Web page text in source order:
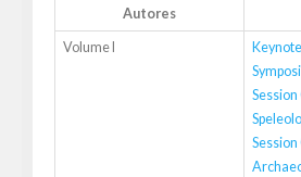
Autores
Volume I
Session